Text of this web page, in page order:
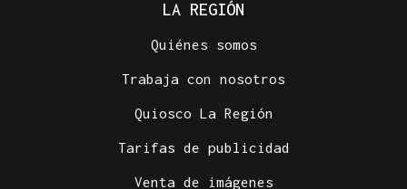
LA REGIÓN
Quiénes somos
Trabaja con nosotros
Quiosco La Región
Tarifas de publicidad
Venta de imágenes